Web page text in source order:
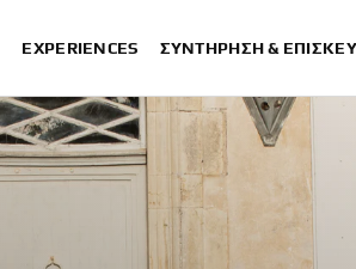
EXPERIENCES ΣΥΝΤΉΡΗΣΗ &
XSR700 “Disruptive” designed by
“700GT” designed